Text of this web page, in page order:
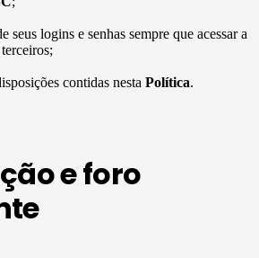
seus logins e senhas sempre que acessar a
contidas nesta Política.
e foro